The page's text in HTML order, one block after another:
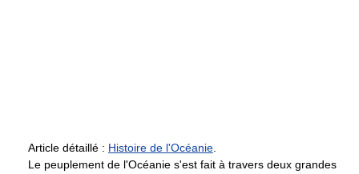
Article détaillé : Histoire de l'Océanie
Le peuplement de l'Océanie s'est fait à travers deux grandes